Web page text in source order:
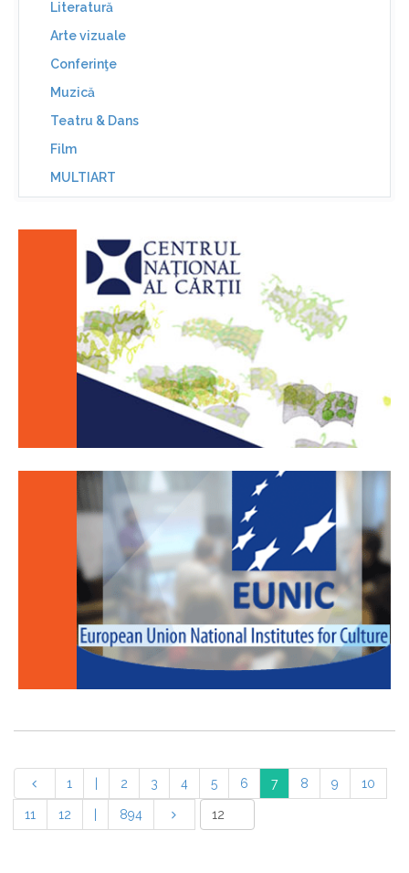
Literatură
Arte vizuale
Conferinţe
Muzică
Teatru & Dans
Film
MULTIART
1 2 3 4 5 6 7 8 9 10
11 12 894